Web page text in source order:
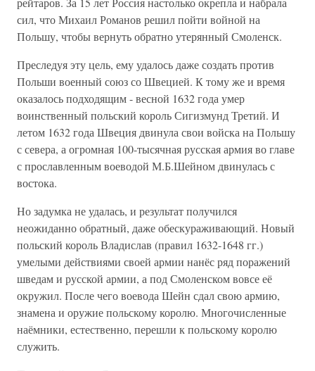
сил, что Михаил Романов решил пойти войной на
Польшу, чтобы вернуть обратно утерянный Смоленск.
Преследуя эту цель, ему удалось даже создать против
Польши военный союз со Швецией. К тому же и время
оказалось подходящим - весной 1632 года умер
воинственный польский король Сигизмунд Третий. И
летом 1632 года Швеция двинула свои войска на Польшу
с севера, а огромная 100-тысячная русская армия во главе
с прославленным воеводой М.Б.Шейном двинулась с
востока.
Но задумка не удалась, и результат получился
неожиданно обратный, даже обескураживающий. Новый
польский король Владислав (правил 1632-1648 гг.)
умелыми действиями своей армии нанёс ряд поражений
шведам и русской армии, а под Смоленском вовсе её
окружил. После чего воевода Шейн сдал свою армию,
знамена и оружие польскому королю. Многочисленные
наёмники, естественно, перешли к польскому королю
служить.